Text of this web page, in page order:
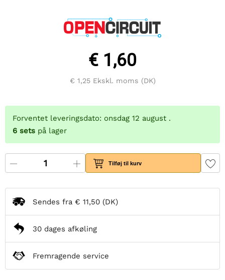
€ 1,60
€ 1,25Ekskl. moms (DK)
Forventet leveringsdato: onsdag 12 august .
6 sets på lager
Tilføj til kurv
Sendes fra € 11,50 (DK)
30 dages afkøling
Fremragende service